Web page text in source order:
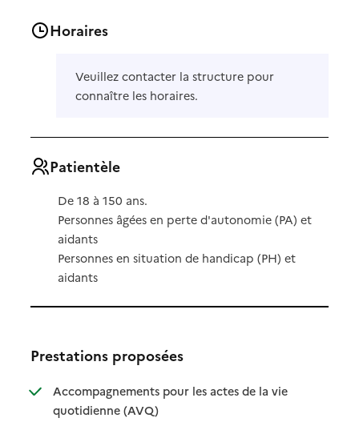
Horaires
Veuillez contacter la structure pour
connaître les horaires.
Patientèle
De 18 à 150 ans.
Personnes âgées en perte d'autonomie (PA) et
aidants
Personnes en situation de handicap (PH) et
aidants
Prestations proposées
Accompagnements pour les actes de la vie
quotidienne (AVQ): disponible
: non disponible